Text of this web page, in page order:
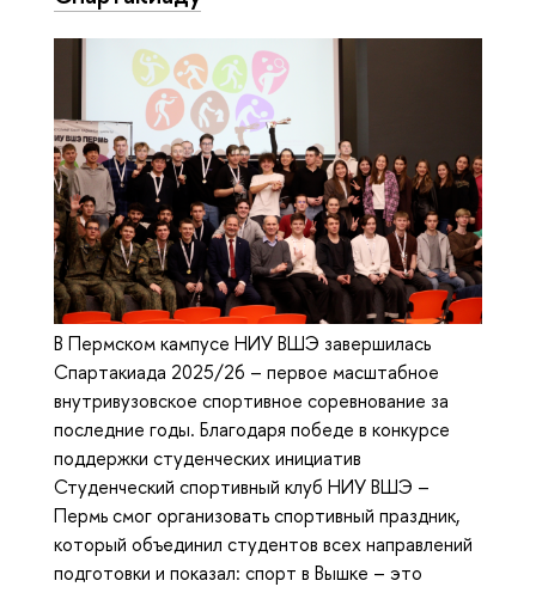
В Пермском кампусе НИУ ВШЭ завершилась
Спартакиада 2025/26 – первое масштабное
внутривузовское спортивное соревнование за
последние годы. Благодаря победе в конкурсе
поддержки студенческих инициатив
Студенческий спортивный клуб НИУ ВШЭ –
Пермь смог организовать спортивный праздник,
который объединил студентов всех направлений
подготовки и показал: спорт в Вышке – это